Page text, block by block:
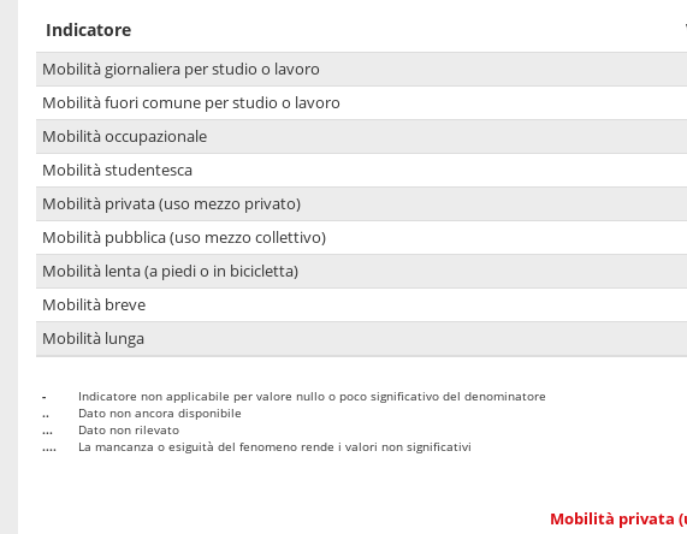
Indicatore
Mobilità giornaliera per studio o lavoro
Mobilità fuori comune per studio o lavoro
Mobilità occupazionale
Mobilità studentesca
Mobilità privata (uso mezzo privato)
Mobilità pubblica (uso mezzo collettivo)
Mobilità lenta (a piedi o in bicicletta)
Mobilità breve
Mobilità lunga
-
Indicatore non applicabile per valore nullo o poco significativo del denominatore
..
Dato non ancora disponibile
...
Dato non rilevato
....
La mancanza o esiguità del fenomeno rende i valori non significativi
Mobilità privata